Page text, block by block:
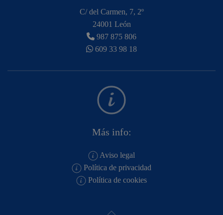
C/ del Carmen, 7, 2º
24001 León
987 875 806
609 33 98 18
Más info:
Aviso legal
Política de privacidad
Política de cookies